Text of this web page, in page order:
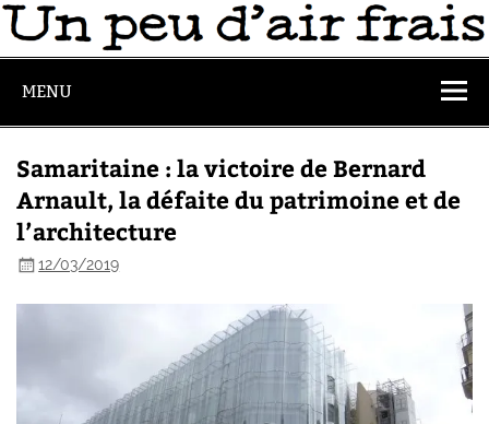
MENU
Samaritaine : la victoire de Bernard
Arnault, la défaite du patrimoine et de
l’architecture
12/03/2019